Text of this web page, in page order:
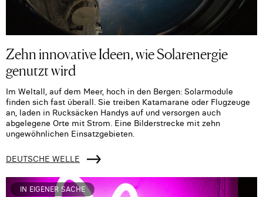
Zehn innovative Ideen, wie Solarenergie
genutzt wird
Im Weltall, auf dem Meer, hoch in den Bergen: Solarmodule
finden sich fast überall. Sie treiben Katamarane oder Flugzeuge
an, laden in Rucksäcken Handys auf und versorgen auch
abgelegene Orte mit Strom. Eine Bilderstrecke mit zehn
ungewöhnlichen Einsatzgebieten.
DEUTSCHE WELLE
IN EIGENER SACHE